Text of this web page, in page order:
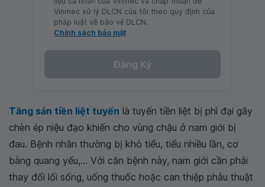
Vinmec xử lý DLCN của tôi theo quy định của
pháp luật về bảo vệ DLCN.
Chính sách bảo mật
Đăng Ký
Tăng sản tiền liệt tuyến là tuyến tiền liệt bị phì đại gây
chèn ép niệu đạo khiến cho vùng chậu ở nam giới bị
đau. Bệnh nhân thường bị khó tiểu, tiểu nhiều lần, cơ
bàng quang yếu,... Với căn bệnh này, nam giới cần phải
thay đổi lối sống, uống thuốc hoặc can thiệp phẫu thuật